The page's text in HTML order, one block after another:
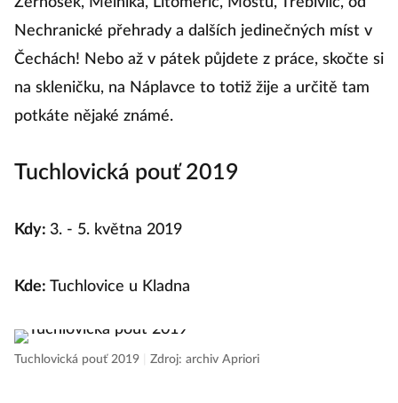
Nechranické přehrady a dalších jedinečných míst v
Čechách! Nebo až v pátek půjdete z práce, skočte si
na skleničku, na Náplavce to totiž žije a určitě tam
potkáte nějaké známé.
Tuchlovická pouť 2019
Kdy: 3. - 5. května 2019
Kde: Tuchlovice u Kladna
Tuchlovická pouť 2019 Zdroj: archiv Apriori